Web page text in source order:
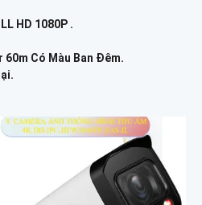
HD 1080P .
60m Có Màu Ban Ðêm.